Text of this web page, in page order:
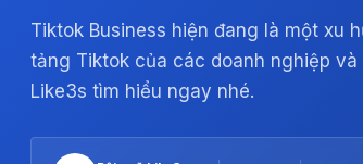
Tiktok Business hiện đang là một xu
tảng Tiktok của các doanh nghiệp
Like3s tìm hiểu ngay nhé.